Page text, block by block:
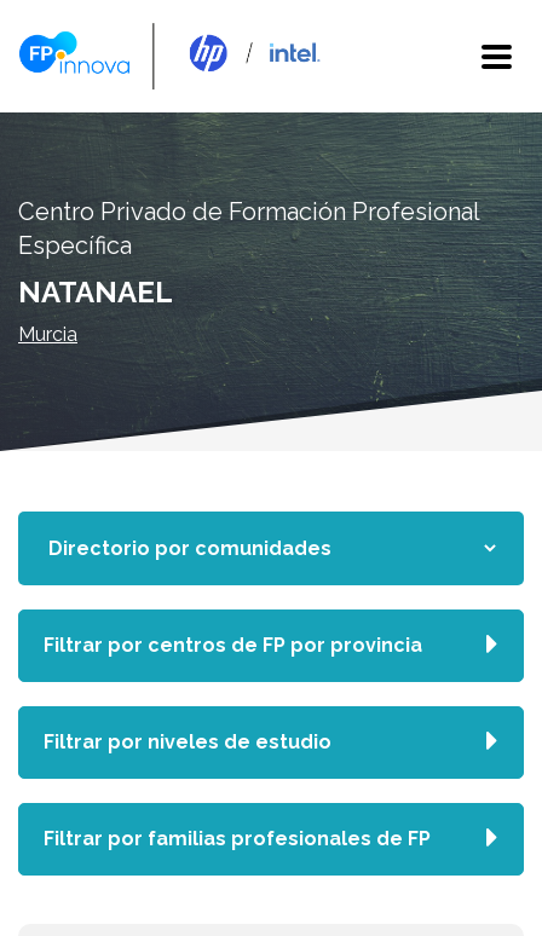
Centro Privado de Formación Profesional
Específica
NATANAEL
Murcia
Filtrar por centros de FP por provincia
Filtrar por niveles de estudio
Filtrar por familias profesionales de FP